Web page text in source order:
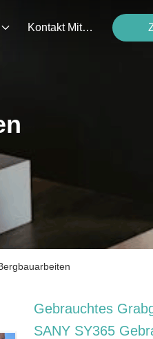
Kontakt Mit Uns
Gebrauchtes
SANY SY365